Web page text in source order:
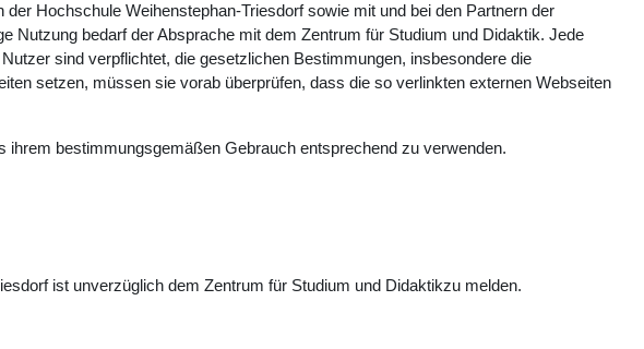
Hochschule Weihenstephan-Triesdorf sowie mit und bei den Partnern der
Nutzung bedarf der Absprache mit dem Zentrum für Studium und Didaktik. Jede
sind verpflichtet, die gesetzlichen Bestimmungen, insbesondere die
setzen, müssen sie vorab überprüfen, dass die so verlinkten externen Webseiten
bestimmungsgemäßen Gebrauch entsprechend zu verwenden.
ist unverzüglich dem Zentrum für Studium und Didaktikzu melden.